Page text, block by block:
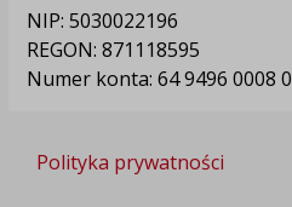
NIP: 5030022196
REGON: 871118595
Numer konta: 64 9496 0008
Polityka prywatności